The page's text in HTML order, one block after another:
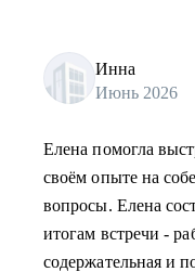
Инна
Июнь 2026
Елена помогла
своём опыте на
вопросы. Елена
итогам встречи -
содержательная и